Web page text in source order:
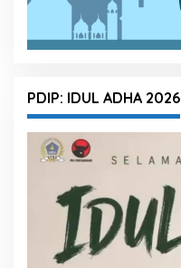
PDIP: IDUL ADHA 2026